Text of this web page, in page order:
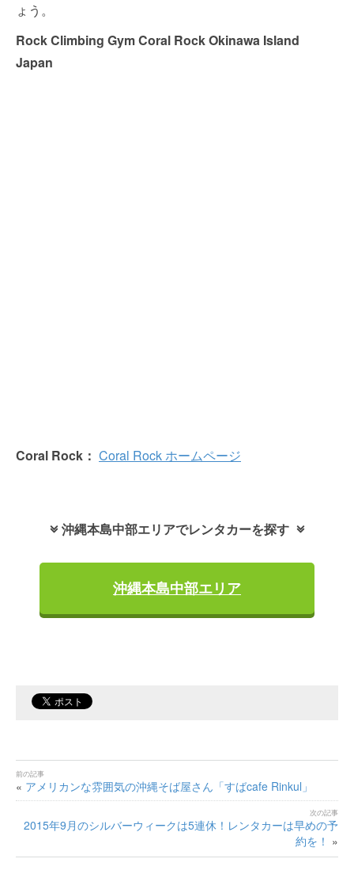
ょう。
Rock Climbing Gym Coral Rock Okinawa Island
Japan
Coral Rock： Coral Rock ホームページ
沖縄本島中部エリアでレンタカーを探す
沖縄本島中部エリア
« アメリカンな雰囲気の沖縄そば屋さん「すばcafe Rinkul」
2015年9月のシルバーウィークは5連休！レンタカーは早めの予
約を！ »